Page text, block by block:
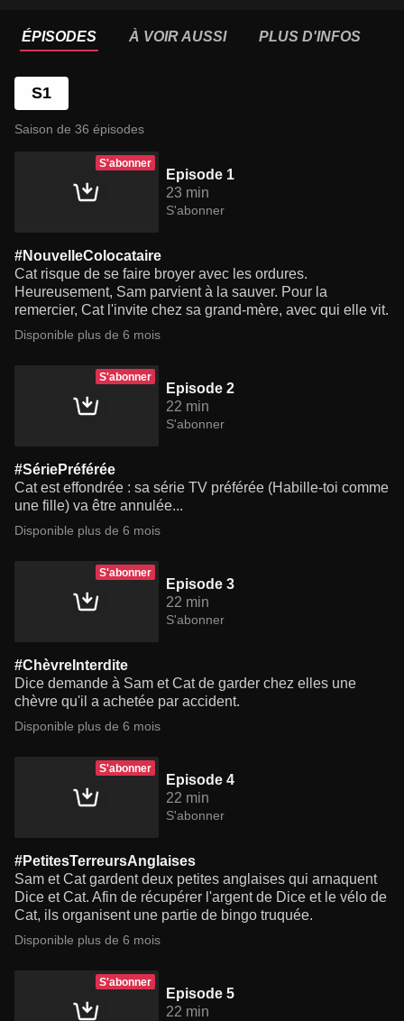
ÉPISODES À VOIR AUSSI PLUS D'INFOS
S1
Saison de 36 épisodes
S'abonner
Episode 1
23 min
S'abonner
#NouvelleColocataire
Cat risque de se faire broyer avec les ordures.
Heureusement, Sam parvient à la sauver. Pour la
remercier, Cat l'invite chez sa grand-mère, avec qui elle vit.
Disponible plus de 6 mois
S'abonner
Episode 2
22 min
S'abonner
#SériePréférée
Cat est effondrée : sa série TV préférée (Habille-toi comme
une fille) va être annulée...
Disponible plus de 6 mois
S'abonner
Episode 3
22 min
S'abonner
#ChèvreInterdite
Dice demande à Sam et Cat de garder chez elles une
chèvre qu'il a achetée par accident.
Disponible plus de 6 mois
S'abonner
Episode 4
22 min
S'abonner
#PetitesTerreursAnglaises
Sam et Cat gardent deux petites anglaises qui arnaquent
Dice et Cat. Afin de récupérer l'argent de Dice et le vélo de
Cat, ils organisent une partie de bingo truquée.
Disponible plus de 6 mois
S'abonner
Episode 5
22 min